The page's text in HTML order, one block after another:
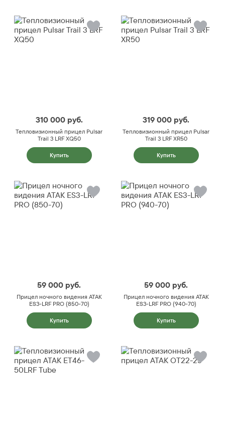
310 000 руб.
Тепловизионный прицел Pulsar
Trail 3 LRF XQ50
Купить
319 000 руб.
Тепловизионный прицел Pulsar
Trail 3 LRF XR50
Купить
59 000 руб.
Прицел ночного видения ATAK
ES3-LRF PRO (850-70)
Купить
59 000 руб.
Прицел ночного видения ATAK
ES3-LRF PRO (940-70)
Купить